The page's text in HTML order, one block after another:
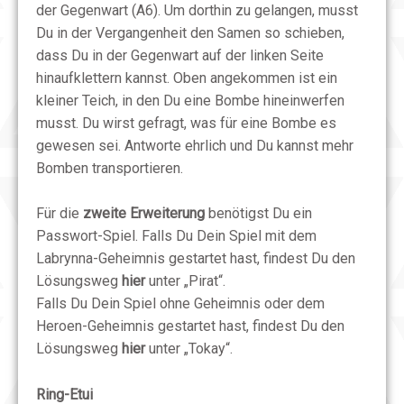
der Gegenwart (A6). Um dorthin zu gelangen, musst
Du in der Vergangenheit den Samen so schieben,
dass Du in der Gegenwart auf der linken Seite
hinaufklettern kannst. Oben angekommen ist ein
kleiner Teich, in den Du eine Bombe hineinwerfen
musst. Du wirst gefragt, was für eine Bombe es
gewesen sei. Antworte ehrlich und Du kannst mehr
Bomben transportieren.
Für die zweite Erweiterung benötigst Du ein
Passwort-Spiel. Falls Du Dein Spiel mit dem
Labrynna-Geheimnis gestartet hast, findest Du den
Lösungsweg hierunter „Pirat“.
Falls Du Dein Spiel ohne Geheimnis oder dem
Heroen-Geheimnis gestartet hast, findest Du den
Lösungsweg hierunter „Tokay“.
Ring-Etui